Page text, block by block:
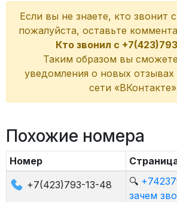
Если вы не знаете, кто звонит
пожалуйста, оставьте
Кто звонил с
Таким образом вы
уведомления о новых отзывах
сети
Похожие номера
Номер
+7(423)793-13-48
🔍
зачем